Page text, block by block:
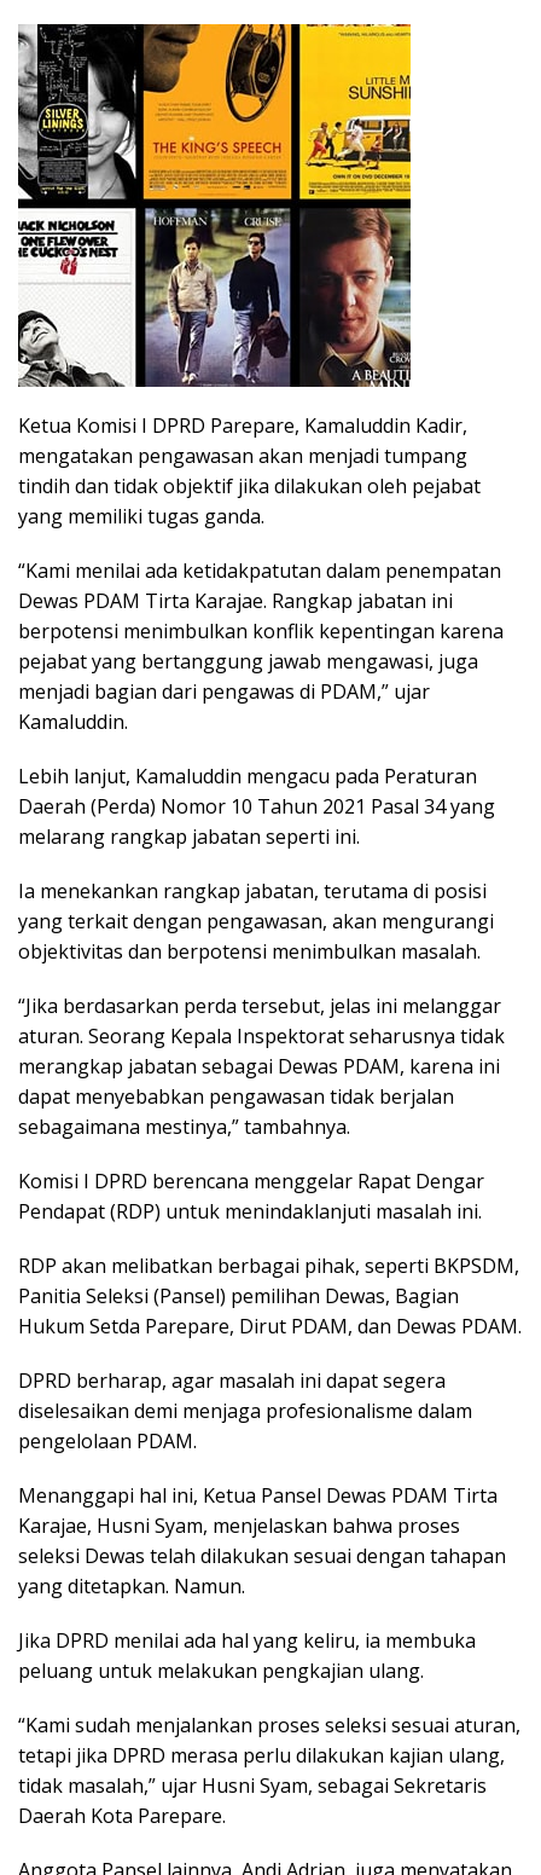
Ketua Komisi I DPRD Parepare, Kamaluddin Kadir,
mengatakan pengawasan akan menjadi tumpang
tindih dan tidak objektif jika dilakukan oleh pejabat
yang memiliki tugas ganda.
“Kami menilai ada ketidakpatutan dalam penempatan
Dewas PDAM Tirta Karajae. Rangkap jabatan ini
berpotensi menimbulkan konflik kepentingan karena
pejabat yang bertanggung jawab mengawasi, juga
menjadi bagian dari pengawas di PDAM,” ujar
Kamaluddin.
Lebih lanjut, Kamaluddin mengacu pada Peraturan
Daerah (Perda) Nomor 10 Tahun 2021 Pasal 34 yang
melarang rangkap jabatan seperti ini.
Ia menekankan rangkap jabatan, terutama di posisi
yang terkait dengan pengawasan, akan mengurangi
objektivitas dan berpotensi menimbulkan masalah.
“Jika berdasarkan perda tersebut, jelas ini melanggar
aturan. Seorang Kepala Inspektorat seharusnya tidak
merangkap jabatan sebagai Dewas PDAM, karena ini
dapat menyebabkan pengawasan tidak berjalan
sebagaimana mestinya,” tambahnya.
Komisi I DPRD berencana menggelar Rapat Dengar
Pendapat (RDP) untuk menindaklanjuti masalah ini.
RDP akan melibatkan berbagai pihak, seperti BKPSDM,
Panitia Seleksi (Pansel) pemilihan Dewas, Bagian
Hukum Setda Parepare, Dirut PDAM, dan Dewas PDAM.
DPRD berharap, agar masalah ini dapat segera
diselesaikan demi menjaga profesionalisme dalam
pengelolaan PDAM.
Menanggapi hal ini, Ketua Pansel Dewas PDAM Tirta
Karajae, Husni Syam, menjelaskan bahwa proses
seleksi Dewas telah dilakukan sesuai dengan tahapan
yang ditetapkan. Namun.
Jika DPRD menilai ada hal yang keliru, ia membuka
peluang untuk melakukan pengkajian ulang.
“Kami sudah menjalankan proses seleksi sesuai aturan,
tetapi jika DPRD merasa perlu dilakukan kajian ulang,
tidak masalah,” ujar Husni Syam, sebagai Sekretaris
Daerah Kota Parepare.